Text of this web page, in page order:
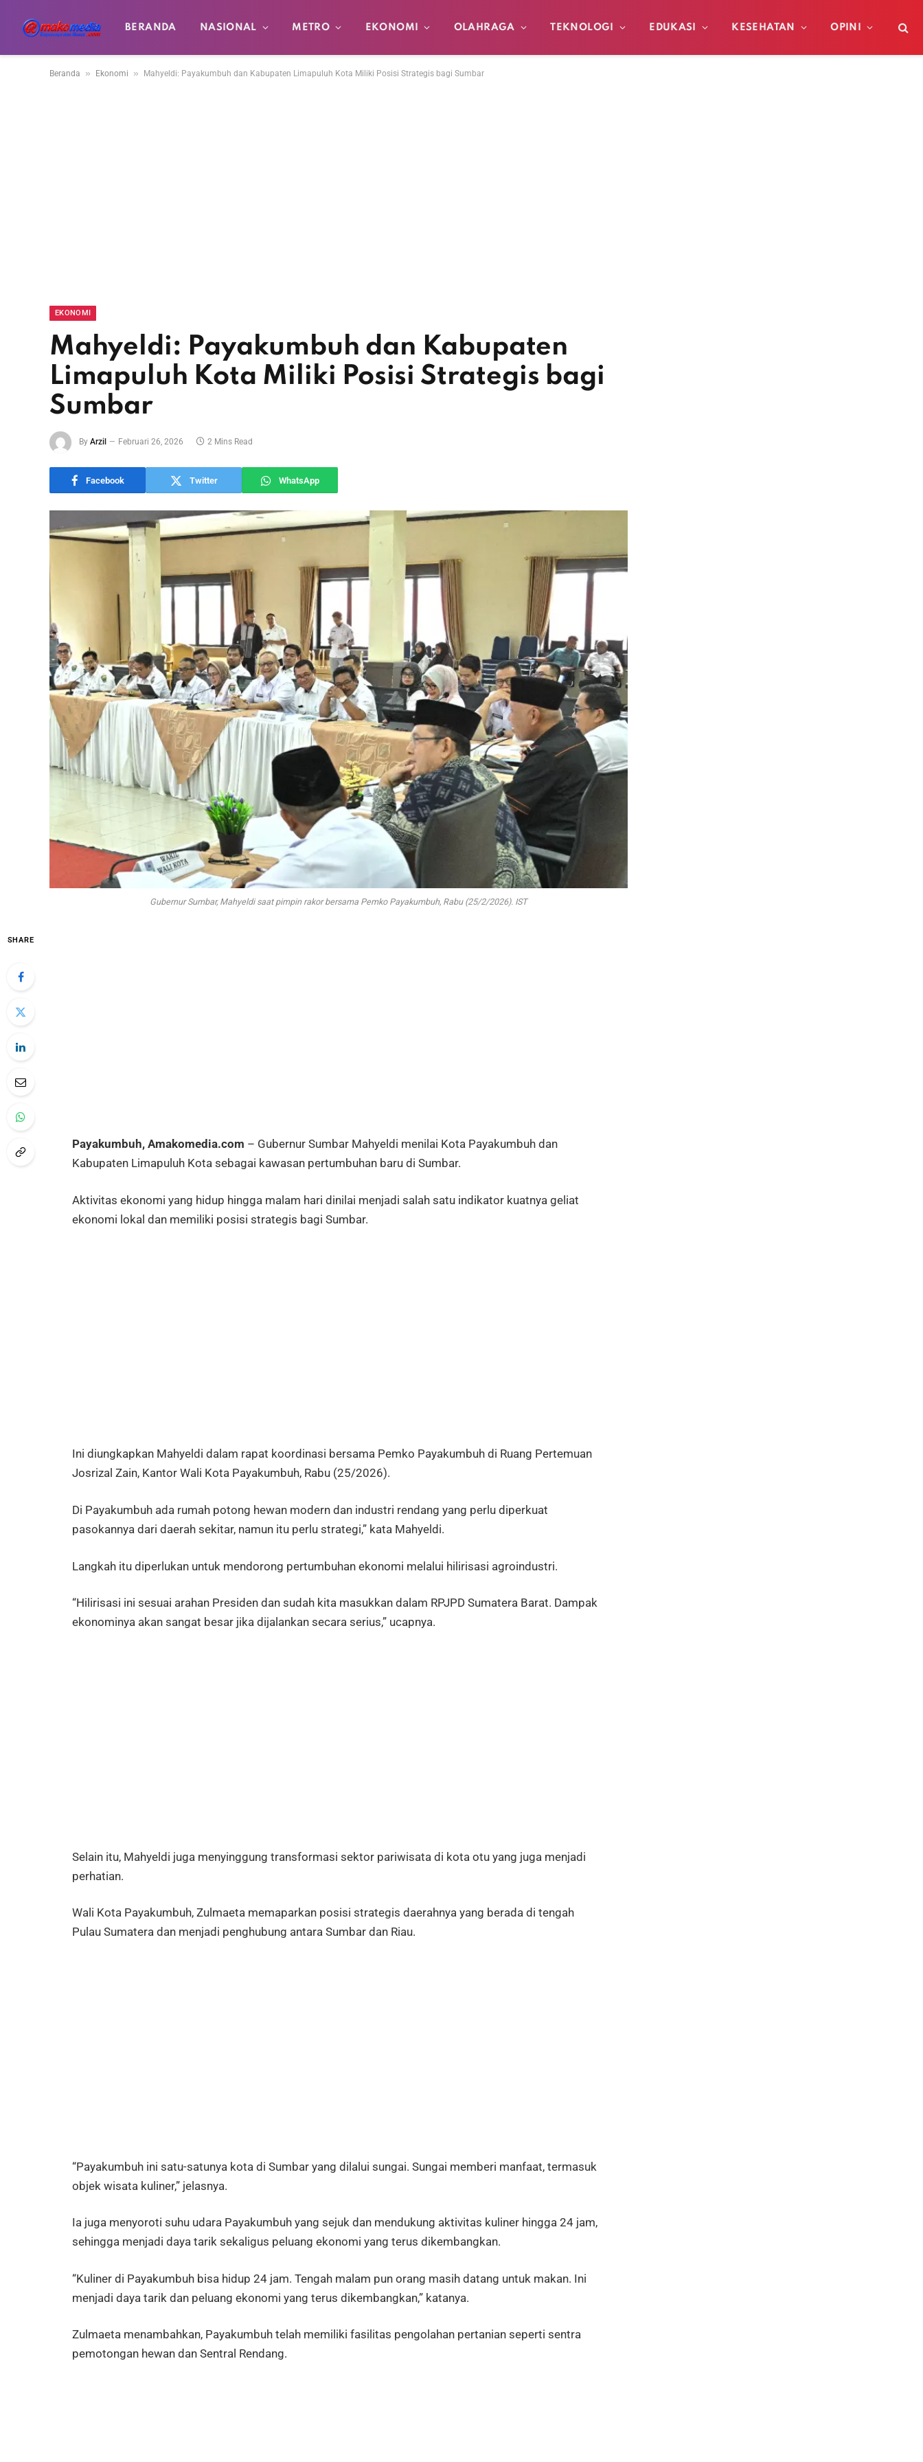
BERANDA NASIONAL METRO EKONOMI OLAHRAGA TEKNOLOGI EDUKASI KESEHATAN OPINI
Beranda » Ekonomi » Mahyeldi: Payakumbuh dan Kabupaten Limapuluh Kota Miliki Posisi Strategis bagi Sumbar
EKONOMI
Mahyeldi: Payakumbuh dan Kabupaten
Limapuluh Kota Miliki Posisi Strategis bagi
Sumbar
By Arzil Februari 26, 2026 2 Mins Read
Facebook Twitter WhatsApp
Gubernur Sumbar, Mahyeldi saat pimpin rakor bersama Pemko Payakumbuh, Rabu (25/2/2026). IST
SHARE
Payakumbuh, Amakomedia.com – Gubernur Sumbar Mahyeldi menilai Kota Payakumbuh dan
Kabupaten Limapuluh Kota sebagai kawasan pertumbuhan baru di Sumbar.
Aktivitas ekonomi yang hidup hingga malam hari dinilai menjadi salah satu indikator kuatnya geliat
ekonomi lokal dan memiliki posisi strategis bagi Sumbar.
Ini diungkapkan Mahyeldi dalam rapat koordinasi bersama Pemko Payakumbuh di Ruang Pertemuan
Josrizal Zain, Kantor Wali Kota Payakumbuh, Rabu (25/2026).
Di Payakumbuh ada rumah potong hewan modern dan industri rendang yang perlu diperkuat
pasokannya dari daerah sekitar, namun itu perlu strategi,” kata Mahyeldi.
Langkah itu diperlukan untuk mendorong pertumbuhan ekonomi melalui hilirisasi agroindustri.
“Hilirisasi ini sesuai arahan Presiden dan sudah kita masukkan dalam RPJPD Sumatera Barat. Dampak
ekonominya akan sangat besar jika dijalankan secara serius,” ucapnya.
Selain itu, Mahyeldi juga menyinggung transformasi sektor pariwisata di kota otu yang juga menjadi
perhatian.
Wali Kota Payakumbuh, Zulmaeta memaparkan posisi strategis daerahnya yang berada di tengah
Pulau Sumatera dan menjadi penghubung antara Sumbar dan Riau.
“Payakumbuh ini satu-satunya kota di Sumbar yang dilalui sungai. Sungai memberi manfaat, termasuk
objek wisata kuliner,” jelasnya.
Ia juga menyoroti suhu udara Payakumbuh yang sejuk dan mendukung aktivitas kuliner hingga 24 jam,
sehingga menjadi daya tarik sekaligus peluang ekonomi yang terus dikembangkan.
“Kuliner di Payakumbuh bisa hidup 24 jam. Tengah malam pun orang masih datang untuk makan. Ini
menjadi daya tarik dan peluang ekonomi yang terus dikembangkan,” katanya.
Zulmaeta menambahkan, Payakumbuh telah memiliki fasilitas pengolahan pertanian seperti sentra
pemotongan hewan dan Sentral Rendang.